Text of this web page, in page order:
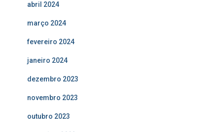
abril 2024
março 2024
fevereiro 2024
janeiro 2024
dezembro 2023
novembro 2023
outubro 2023